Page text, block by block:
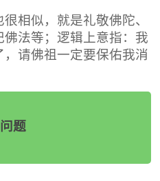
相似，就是礼敬佛陀、
法等；逻辑上意指：我
请佛祖一定要保佑我消
题